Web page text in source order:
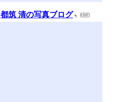
都筑 清の写真ブログ